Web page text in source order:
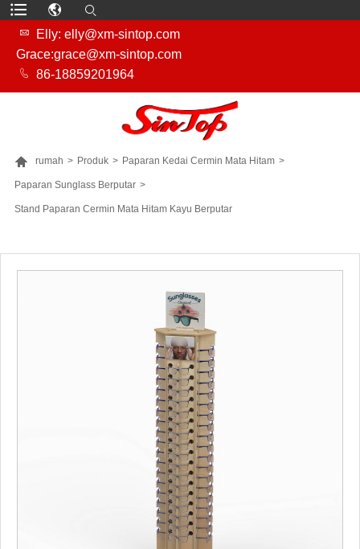

Elly: elly@xm-sintop.com
Grace:grace@xm-sintop.com
 86-18859201964
 rumah > Produk > Paparan Kedai Cermin Mata Hitam >
Paparan Sunglass Berputar >
Stand Paparan Cermin Mata Hitam Kayu Berputar